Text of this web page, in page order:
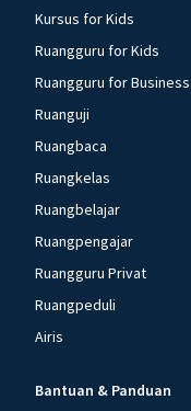
Kursus for Kids
Ruangguru for Kids
Ruangguru for Business
Ruanguji
Ruangbaca
Ruangkelas
Ruangbelajar
Ruangpengajar
Ruangguru Privat
Ruangpeduli
Airis
Bantuan & Panduan